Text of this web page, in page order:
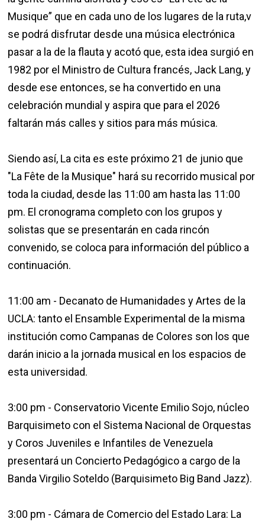
Musique” que en cada uno de los lugares de la ruta,v
se podrá disfrutar desde una música electrónica
pasar a la de la flauta y acotó que, esta idea surgió en
1982 por el Ministro de Cultura francés, Jack Lang, y
desde ese entonces, se ha convertido en una
celebración mundial y aspira que para el 2026
faltarán más calles y sitios para más música.
Siendo así, La cita es este próximo 21 de junio que
"La Fête de la Musique" hará su recorrido musical por
toda la ciudad, desde las 11:00 am hasta las 11:00
pm. El cronograma completo con los grupos y
solistas que se presentarán en cada rincón
convenido, se coloca para información del público a
continuación.
11:00 am - Decanato de Humanidades y Artes de la
UCLA: tanto el Ensamble Experimental de la misma
institución como Campanas de Colores son los que
darán inicio a la jornada musical en los espacios de
esta universidad.
3:00 pm - Conservatorio Vicente Emilio Sojo, núcleo
Barquisimeto con el Sistema Nacional de Orquestas
y Coros Juveniles e Infantiles de Venezuela
presentará un Concierto Pedagógico a cargo de la
Banda Virgilio Soteldo (Barquisimeto Big Band Jazz).
3:00 pm - Cámara de Comercio del Estado Lara: La